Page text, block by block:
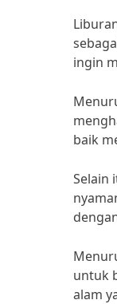
ingin
baik
Selain
untuk
alam